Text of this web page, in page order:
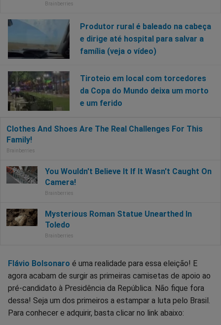
Produtor rural é baleado na cabeça
e dirige até hospital para salvar a
família (veja o vídeo)
Tiroteio em local com torcedores
da Copa do Mundo deixa um morto
e um ferido
Flávio Bolsonaro é uma realidade para essa eleição! E
agora acabam de surgir as primeiras camisetas de apoio ao
pré-candidato à Presidência da República. Não fique fora
dessa! Seja um dos primeiros a estampar a luta pelo Brasil.
Para conhecer e adquirir, basta clicar no link abaixo: